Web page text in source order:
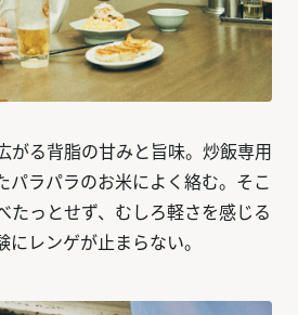
がる背脂の甘みと旨味。炒飯専用
パラパラのお米によく絡む。そこ
たっとせず、むしろ軽さを感じる
レンゲが止まらない。